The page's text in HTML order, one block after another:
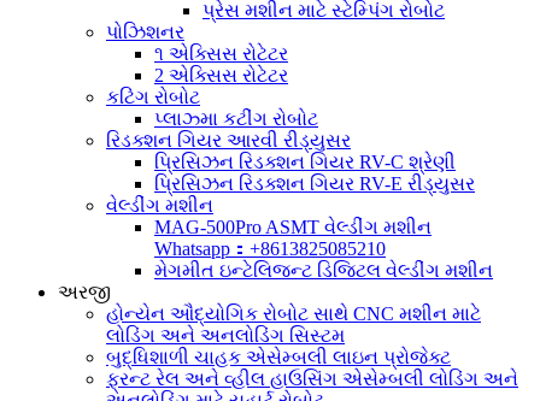
પ્રેસ મશીન માટે સ્ટેમ્પિંગ રોબોટ
પોઝિશનર
૧ એક્સિસ રોટેટર
2 એક્સિસ રોટેટર
કટિંગ રોબોટ
પ્લાઝ્મા કટીંગ રોબોટ
રિડક્શન ગિયર આરવી રીડ્યુસર
પ્રિસિઝન રિડક્શન ગિયર RV-C શ્રેણી
પ્રિસિઝન રિડક્શન ગિયર RV-E રીડ્યુસર
વેલ્ડીંગ મશીન
MAG-500Pro ASMT વેલ્ડીંગ મશીન
Whatsapp：+8613825085210
મેગમીત ઇન્ટેલિજન્ટ ડિજિટલ વેલ્ડીંગ મશીન
અરજી
હોન્યેન ઔદ્યોગિક રોબોટ સાથે CNC મશીન માટે
લોડિંગ અને અનલોડિંગ સિસ્ટમ
બુદ્ધિશાળી ચાહક એસેમ્બલી લાઇન પ્રોજેક્ટ
ફ્રન્ટ રેલ અને વ્હીલ હાઉસિંગ એસેમ્બલી લોડિંગ અને